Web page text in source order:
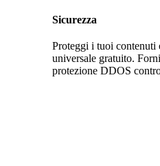
Sicurezza
Proteggi i tuoi contenuti
universale gratuito.
protezione DDOS